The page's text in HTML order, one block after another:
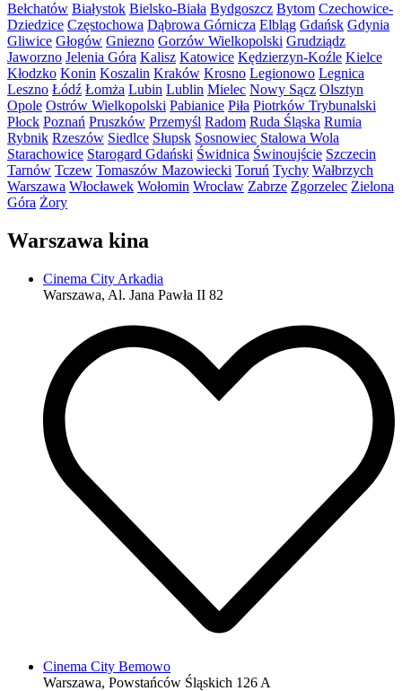
Bełchatów Białystok Bielsko-Biała Bydgoszcz Bytom Czechowice-
Dziedzice Częstochowa Dąbrowa Górnicza Elbląg Gdańsk Gdynia
Gliwice Głogów Gniezno Gorzów Wielkopolski Grudziądz
Jaworzno Jelenia Góra Kalisz Katowice Kędzierzyn-Koźle Kielce
Kłodzko Konin Koszalin Kraków Krosno Legionowo Legnica
Leszno Łódź Łomża Lubin Lublin Mielec Nowy Sącz Olsztyn
Opole Ostrów Wielkopolski Pabianice Piła Piotrków Trybunalski
Płock Poznań Pruszków Przemyśl Radom Ruda Śląska Rumia
Rybnik Rzeszów Siedlce Słupsk Sosnowiec Stalowa Wola
Starachowice Starogard Gdański Świdnica Świnoujście Szczecin
Tarnów Tczew Tomaszów Mazowiecki Toruń Tychy Wałbrzych
Warszawa Włocławek Wołomin Wrocław Zabrze Zgorzelec Zielona
Góra Żory
Warszawa kina
Cinema City Arkadia
Warszawa, Al. Jana Pawła II 82
Cinema City Bemowo
Warszawa, Powstańców Śląskich 126 A